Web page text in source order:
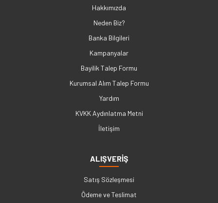
Hakkımızda
Neden Biz?
Banka Bilgileri
Kampanyalar
Bayilik Talep Formu
Kurumsal Alım Talep Formu
Yardım
KVKK Aydınlatma Metni
İletişim
ALIŞVERİŞ
Satış Sözleşmesi
Ödeme ve Teslimat